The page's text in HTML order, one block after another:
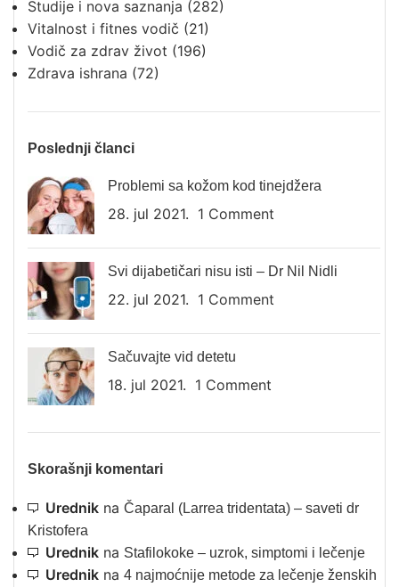
Studije i nova saznanja (282)
Vitalnost i fitnes vodič (21)
Vodič za zdrav život (196)
Zdrava ishrana (72)
Poslednji članci
Problemi sa kožom kod tinejdžera
28. jul 2021. 1 Comment
Svi dijabetičari nisu isti – Dr Nil Nidli
22. jul 2021. 1 Comment
Sačuvajte vid detetu
18. jul 2021. 1 Comment
Skorašnji komentari
Urednik na Čaparal (Larrea tridentata) – saveti dr
Kristofera
Urednik na Stafilokoke – uzrok, simptomi i lečenje
Urednik na 4 najmoćnije metode za lečenje ženskih